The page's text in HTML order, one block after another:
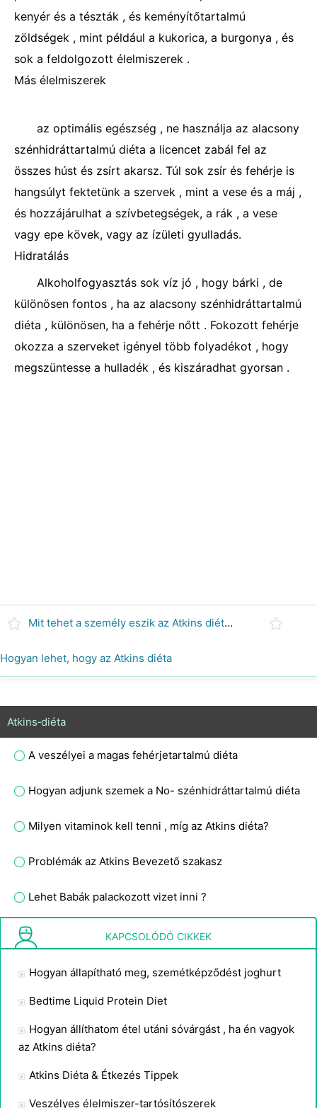
kenyér és a tészták , és keményítőtartalmú
zöldségek , mint például a kukorica, a burgonya , és
sok a feldolgozott élelmiszerek .
Más élelmiszerek
az optimális egészség , ne használja az alacsony
szénhidráttartalmú diéta a licencet zabál fel az
összes húst és zsírt akarsz. Túl sok zsír és fehérje is
hangsúlyt fektetünk a szervek , mint a vese és a máj ,
és hozzájárulhat a szívbetegségek, a rák , a vese
vagy epe kövek, vagy az ízületi gyulladás.
Hidratálás
Alkoholfogyasztás sok víz jó , hogy bárki , de
különösen fontos , ha az alacsony szénhidráttartalmú
diéta , különösen, ha a fehérje nőtt . Fokozott fehérje
okozza a szerveket igényel több folyadékot , hogy
megszüntesse a hulladék , és kiszáradhat gyorsan .
Mit tehet a személy eszik az Atkins diéta ?
Hogyan lehet, hogy az Atkins diéta
Atkins‑diéta
A veszélyei a magas fehérjetartalmú diéta
Hogyan adjunk szemek a No- szénhidráttartalmú diéta
Milyen vitaminok kell tenni , míg az Atkins diéta?
Problémák az Atkins Bevezető szakasz
Lehet Babák palackozott vizet inni ?
Hogyan indíthatja el a No szénhidráttartalmú diéta
KAPCSOLÓDÓ CIKKEK
Hogyan állapítható meg, szemétképződést joghurt
Bedtime Liquid Protein Diet
Hogyan állíthatom étel utáni sóvárgást , ha én vagyok
az Atkins diéta?
Atkins Diéta & Étkezés Tippek
Veszélyes élelmiszer-tartósítószerek